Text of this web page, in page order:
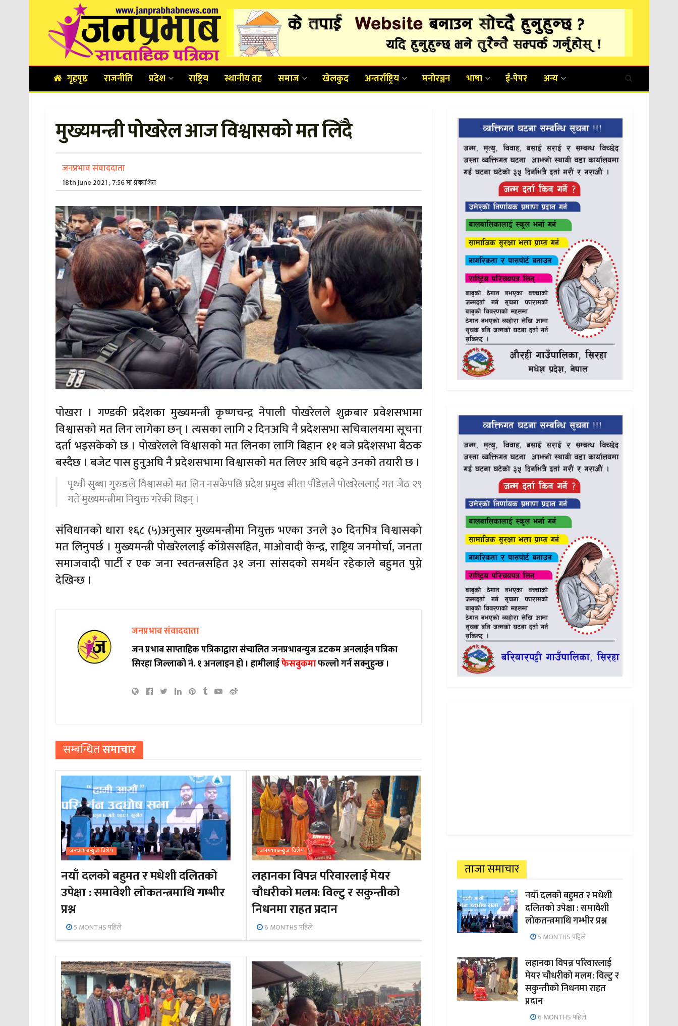
गृहपृष्ठ राजनीति प्रदेश राष्ट्रिय स्थानीय तह समाज खेलकुद अन्तर्राष्ट्रिय मनोरञ्जन भाषा ई-पेपर अन्य
मुख्यमन्त्री पोखरेल आज विश्वासको मत लिँदै
जनप्रभाव संवाददाता
18th June 2021 , 7:56 मा प्रकाशित
पोखरा । गण्डकी प्रदेशका मुख्यमन्त्री कृष्णचन्द्र नेपाली पोखरेलले शुक्रबार प्रवेशसभामा
विश्वासको मत लिन लागेका छन् । त्यसका लागि २ दिनअघि नै प्रदेशसभा सचिवालयमा सूचना
दर्ता भइसकेको छ । पोखरेलले विश्वासको मत लिनका लागि बिहान ११ बजे प्रदेशसभा बैठक
बस्दैछ । बजेट पास हुनुअघि नै प्रदेशसभामा विश्वासको मत लिएर अघि बढ्ने उनको तयारी छ ।
पृथ्वी सुब्बा गुरुङले विश्वासको मत लिन नसकेपछि प्रदेश प्रमुख सीता पौडेलले पोखरेललाई गत जेठ २९
गते मुख्यमन्त्रीमा नियुक्त गरेकी थिइन् ।
संविधानको धारा १६८ (५)अनुसार मुख्यमन्त्रीमा नियुक्त भएका उनले ३० दिनभित्र विश्वासको
मत लिनुपर्छ । मुख्यमन्त्री पोखरेललाई काँग्रेससहित, माओवादी केन्द्र, राष्ट्रिय जनमोर्चा, जनता
समाजवादी पार्टी र एक जना स्वतन्त्रसहित ३१ जना सांसदको समर्थन रहेकाले बहुमत पुग्ने
देखिन्छ ।
जनप्रभाव संवाददाता
जन प्रभाब साप्ताहिक पत्रिकाद्वारा संचालित जनप्रभाबन्युज डटकम अनलाईन पत्रिका
सिरहा जिल्लाको नं. १ अनलाइन हो ।हामीलाईफेसबुकमाफल्लो गर्न सक्नुहुन्छ ।
सम्बन्धितसमाचार
जनप्रभाबन्युज विशेष
नयाँ दलको बहुमत र मधेशी दलितको
उपेक्षा : समावेशी लोकतन्त्रमाथि गम्भीर
प्रश्न
5 MONTHS पहिले
जनप्रभाबन्युज विशेष
लहानका विपन्न परिवारलाई मेयर
चौधरीको मलम: विल्टु र सकुन्तीको
निधनमा राहत प्रदान
6 MONTHS पहिले
ताजा समाचार
नयाँ दलको बहुमत र मधेशी
दलितको उपेक्षा : समावेशी
लोकतन्त्रमाथि गम्भीर प्रश्न
5 MONTHS पहिले
लहानका विपन्न परिवारलाई
मेयर चौधरीको मलम: विल्टु र
सकुन्तीको निधनमा राहत
प्रदान
6 MONTHS पहिले